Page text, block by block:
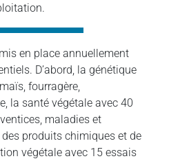
en place annuellement
D’abord, la génétique
fourragère,
la santé végétale avec 40
maladies et
produits chimiques et de
végétale avec 15 essais